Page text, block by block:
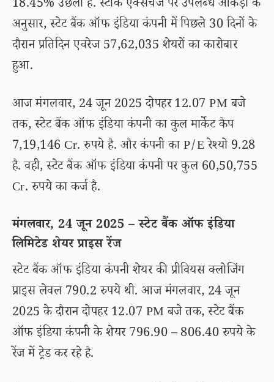
18.45% उछला हैं. स्टॉक एक्सचेंज पर उपलब्ध आंकड़ों के
अनुसार, स्टेट बैंक ऑफ इंडिया कंपनी में पिछले 30 दिनों के
दौरान प्रतिदिन एवरेज 57,62,035 शेयरों का कारोबार
हुआ.
आज मंगलवार, 24 जून 2025 दोपहर 12.07 PM बजे
तक, स्टेट बैंक ऑफ इंडिया कंपनी का कुल मार्केट कैप
7,19,146 Cr. रुपये है. और कंपनी का P/E रेश्यो 9.28
है. वही, स्टेट बैंक ऑफ इंडिया कंपनी पर कुल 60,50,755
Cr. रुपये का कर्ज है.
मंगलवार, 24 जून 2025 – स्टेट बैंक ऑफ इंडिया
लिमिटेड शेयर प्राइस रेंज
स्टेट बैंक ऑफ इंडिया कंपनी शेयर की प्रीवियस क्लोजिंग
प्राइस लेवल 790.2 रुपये थी. आज मंगलवार, 24 जून
2025 के दौरान दोपहर 12.07 PM बजे तक, स्टेट बैंक
ऑफ इंडिया कंपनी के शेयर 796.90 – 806.40 रुपये के
रेंज में ट्रेड कर रहे है.